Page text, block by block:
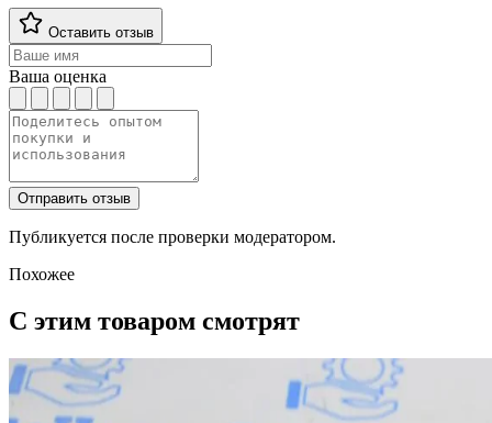
Оставить отзыв
Ваша оценка
Отправить отзыв
Публикуется после проверки модератором.
Похожее
С этим товаром смотрят